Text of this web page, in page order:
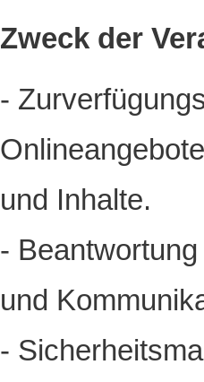
Zweck der
-
und Inhalte.
-
und
-